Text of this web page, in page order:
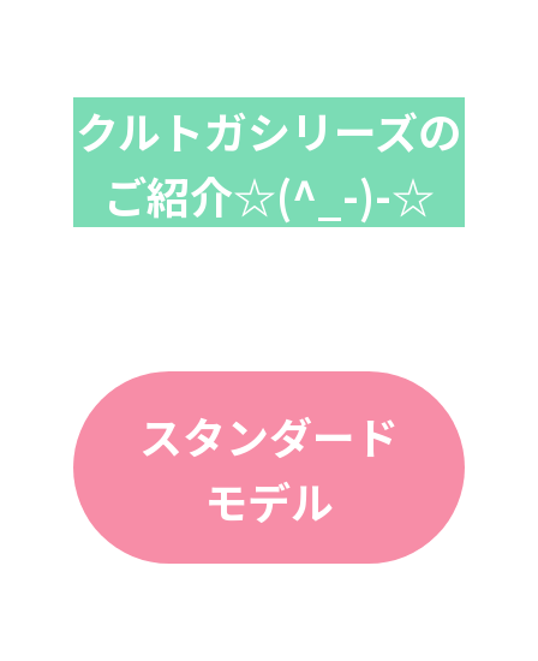
クルトガシリーズの
ご紹介☆(^_-)-☆
スタンダード
モデル